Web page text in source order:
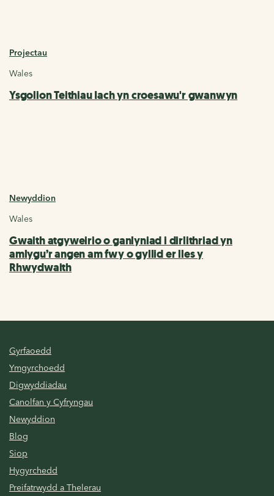
Projectau
Wales
Ysgolion Teithiau Iach yn croesawu'r gwanwyn
Newyddion
Wales
Gwaith atgyweirio o ganlyniad i dirlithriad yn
amlygu’r angen am fwy o gyllid er lles y
Rhwydwaith
Gyrfaoedd
Ymgyrchoedd
Digwyddiadau
Canolfan y Cyfryngau
Newyddion
Blog
Siop
Hygyrchedd
Preifatrwydd a Thelerau